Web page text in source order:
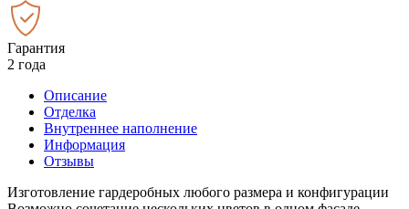
Гарантия
2 года
Описание
Отделка
Внутреннее наполнение
Информация
Отзывы
Изготовление гардеробных любого размера и конфигурации